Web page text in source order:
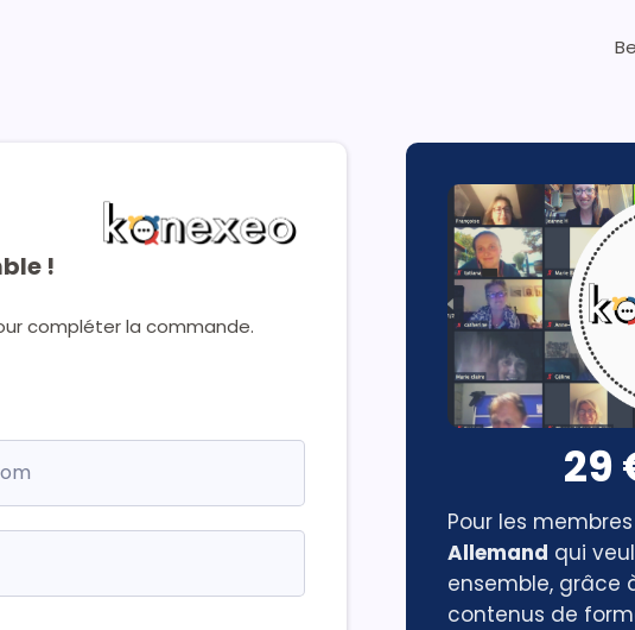
!
compléter la commande.
29
Pour les
Allemand qui
ensemble, grâce
contenus de